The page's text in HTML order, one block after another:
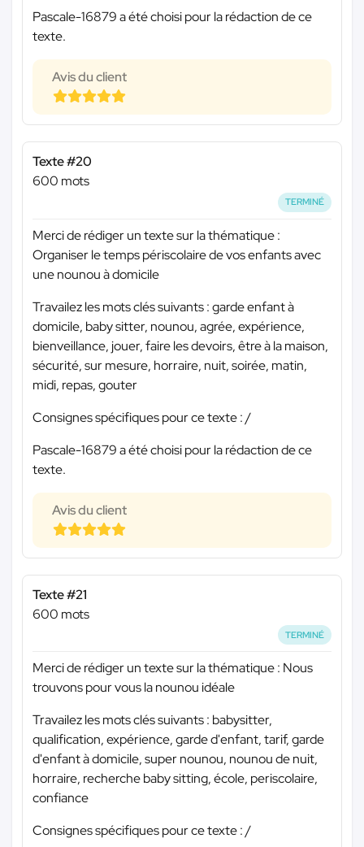
Pascale-16879 a été choisi pour la rédaction de ce
texte.
Avis du client
Texte #20
600 mots
TERMINÉ
Merci de rédiger un texte sur la thématique :
Organiser le temps périscolaire de vos enfants avec
une nounou à domicile
Travailez les mots clés suivants : garde enfant à
domicile, baby sitter, nounou, agrée, expérience,
bienveillance, jouer, faire les devoirs, être à la maison,
sécurité, sur mesure, horraire, nuit, soirée, matin,
midi, repas, gouter
Consignes spécifiques pour ce texte : /
Pascale-16879 a été choisi pour la rédaction de ce
texte.
Avis du client
Texte #21
600 mots
TERMINÉ
Merci de rédiger un texte sur la thématique : Nous
trouvons pour vous la nounou idéale
Travailez les mots clés suivants : babysitter,
qualification, expérience, garde d'enfant, tarif, garde
d'enfant à domicile, super nounou, nounou de nuit,
horraire, recherche baby sitting, école, periscolaire,
confiance
Consignes spécifiques pour ce texte : /